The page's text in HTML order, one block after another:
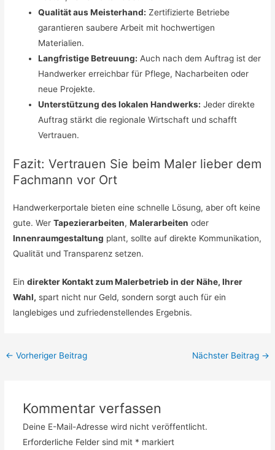
Qualität aus Meisterhand: Zertifizierte Betriebe
garantieren saubere Arbeit mit hochwertigen
Materialien.
Langfristige Betreuung: Auch nach dem Auftrag ist der
Handwerker erreichbar für Pflege, Nacharbeiten oder
neue Projekte.
Unterstützung des lokalen Handwerks: Jeder direkte
Auftrag stärkt die regionale Wirtschaft und schafft
Vertrauen.
Fazit: Vertrauen Sie beim Maler lieber dem
Fachmann vor Ort
Handwerkerportale bieten eine schnelle Lösung, aber oft keine
gute. WerTapezierarbeiten,Malerarbeiten oder
Innenraumgestaltung plant, sollte auf direkte Kommunikation,
Qualität und Transparenz setzen.
Eindirekter Kontakt zum Malerbetrieb in der Nähe, Ihrer
Wahl, spart nicht nur Geld, sondern sorgt auch für ein
langlebiges und zufriedenstellendes Ergebnis.
← Vorheriger Beitrag Nächster Beitrag →
Kommentar verfassen
Deine E-Mail-Adresse wird nicht veröffentlicht.
Erforderliche Felder sind mit * markiert